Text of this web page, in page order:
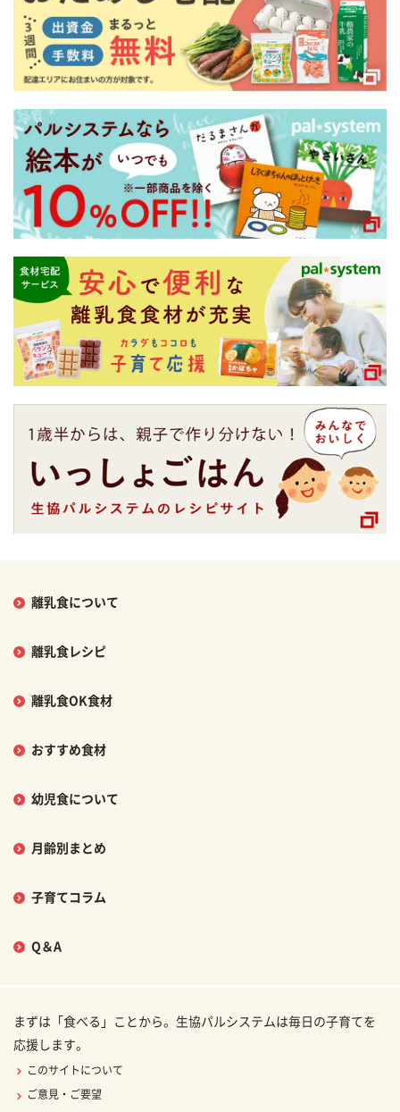
離乳食について
離乳食レシピ
離乳食OK食材
おすすめ食材
幼児食について
月齢別まとめ
子育てコラム
Q＆A
まずは「食べる」ことから。生協パルシステムは毎日の子育てを
応援します。
このサイトについて
ご意見・ご要望